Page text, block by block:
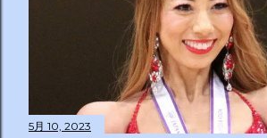
5月 10, 2023